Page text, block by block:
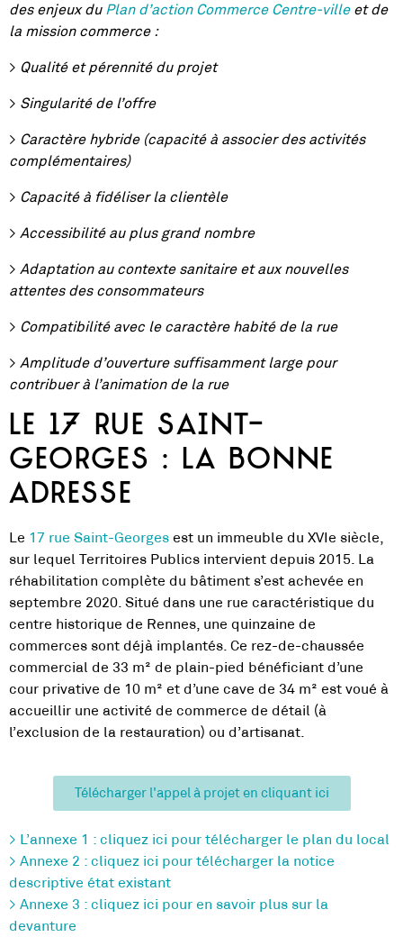
des enjeux du Plan d’action Commerce Centre-ville et de
la mission commerce :
> Qualité et pérennité du projet
> Singularité de l’offre
> Caractère hybride (capacité à associer des activités
complémentaires)
> Capacité à fidéliser la clientèle
> Accessibilité au plus grand nombre
> Adaptation au contexte sanitaire et aux nouvelles
attentes des consommateurs
> Compatibilité avec le caractère habité de la rue
> Amplitude d’ouverture suffisamment large pour
contribuer à l’animation de la rue
Le 17 rue Saint-
Georges : la bonne
adresse
Le 17 rue Saint-Georges est un immeuble du XVIe siècle,
sur lequel Territoires Publics intervient depuis 2015. La
réhabilitation complète du bâtiment s’est achevée en
septembre 2020. Situé dans une rue caractéristique du
centre historique de Rennes, une quinzaine de
commerces sont déjà implantés. Ce rez-de-chaussée
commercial de 33 m² de plain-pied bénéficiant d’une
cour privative de 10 m² et d’une cave de 34 m² est voué à
accueillir une activité de commerce de détail (à
l’exclusion de la restauration) ou d’artisanat.
Télécharger l'appel à projet en cliquant ici
> L’annexe 1 : cliquez ici pour télécharger le plan du local
> Annexe 2 : cliquez ici pour télécharger la notice
descriptive état existant
> Annexe 3 : cliquez ici pour en savoir plus sur la
devanture